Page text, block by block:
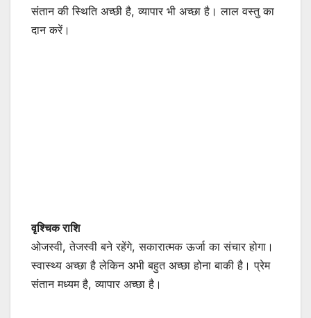
संतान की स्थिति अच्छी है, व्यापार भी अच्छा है। लाल वस्तु का
दान करें।
वृश्चिक राशि
ओजस्वी, तेजस्वी बने रहेंगे, सकारात्मक ऊर्जा का संचार होगा।
स्वास्थ्य अच्छा है लेकिन अभी बहुत अच्छा होना बाकी है। प्रेम
संतान मध्यम है, व्यापार अच्छा है।